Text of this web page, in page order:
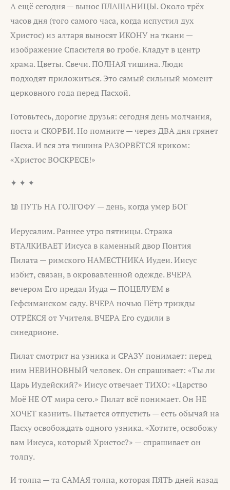
А ещё сегодня — вынос ПЛАЩАНИЦЫ. Около трёх
часов дня (того самого часа, когда испустил дух
Христос) из алтаря выносят ИКОНУ на ткани —
изображение Спасителя во гробе. Кладут в центр
храма. Цветы. Свечи. ПОЛНАЯ тишина. Люди
подходят приложиться. Это самый сильный момент
церковного года перед Пасхой.
Готовьтесь, дорогие друзья: сегодня день молчания,
поста и СКОРБИ. Но помните — через ДВА дня грянет
Пасха. И вся эта тишина РАЗОРВЁТСЯ криком:
«Христос ВОСКРЕСЕ!»
✦ ✦ ✦
📖 ПУТЬ НА ГОЛГОФУ — день, когда умер БОГ
Иерусалим. Раннее утро пятницы. Стража
ВТАЛКИВАЕТ Иисуса в каменный двор Понтия
Пилата — римского НАМЕСТНИКА Иудеи. Иисус
избит, связан, в окровавленной одежде. ВЧЕРА
вечером Его предал Иуда — ПОЦЕЛУЕМ в
Гефсиманском саду. ВЧЕРА ночью Пётр трижды
ОТРЁКСЯ от Учителя. ВЧЕРА Его судили в
синедрионе.
Пилат смотрит на узника и СРАЗУ понимает: перед
ним НЕВИНОВНЫЙ человек. Он спрашивает: «Ты ли
Царь Иудейский?» Иисус отвечает ТИХО: «Царство
Моё НЕ ОТ мира сего.» Пилат всё понимает. Он НЕ
ХОЧЕТ казнить. Пытается отпустить — есть обычай на
Пасху освобождать одного узника. «Хотите, освобожу
вам Иисуса, который Христос?» — спрашивает он
толпу.
И толпа — та САМАЯ толпа, которая ПЯТЬ дней назад